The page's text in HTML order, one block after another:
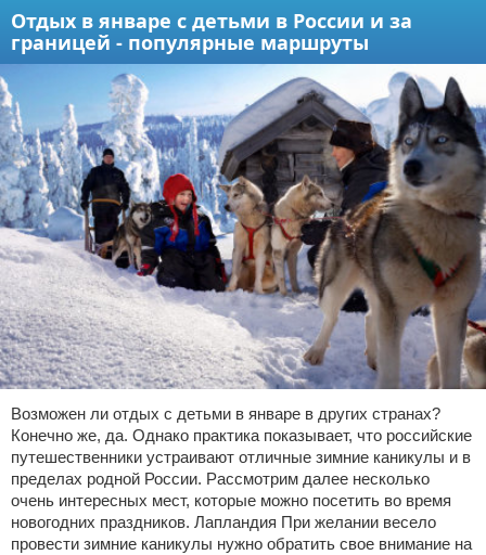
Отдых в январе с детьми в России и за
границей - популярные маршруты
Возможен ли отдых с детьми в январе в других странах?
Конечно же, да. Однако практика показывает, что российские
путешественники устраивают отличные зимние каникулы и в
пределах родной России. Рассмотрим далее несколько
очень интересных мест, которые можно посетить во время
новогодних праздников. Лапландия При желании весело
провести зимние каникулы нужно обратить свое внимание на